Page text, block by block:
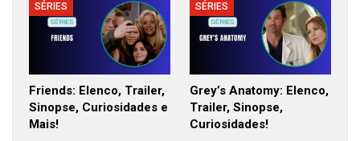
SÉRIES
Friends: Elenco, Trailer,
Sinopse, Curiosidades e
Mais!
SÉRIES
Grey’s Anatomy: Elenco,
Trailer, Sinopse,
Curiosidades!